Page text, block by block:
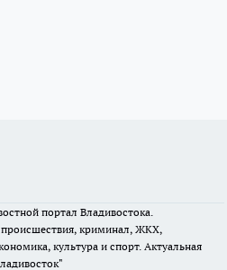
портал Владивостока.
криминал, ЖКХ,
культура и спорт. Актуальная